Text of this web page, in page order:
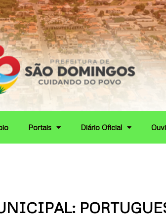
Portais Diário Oficial